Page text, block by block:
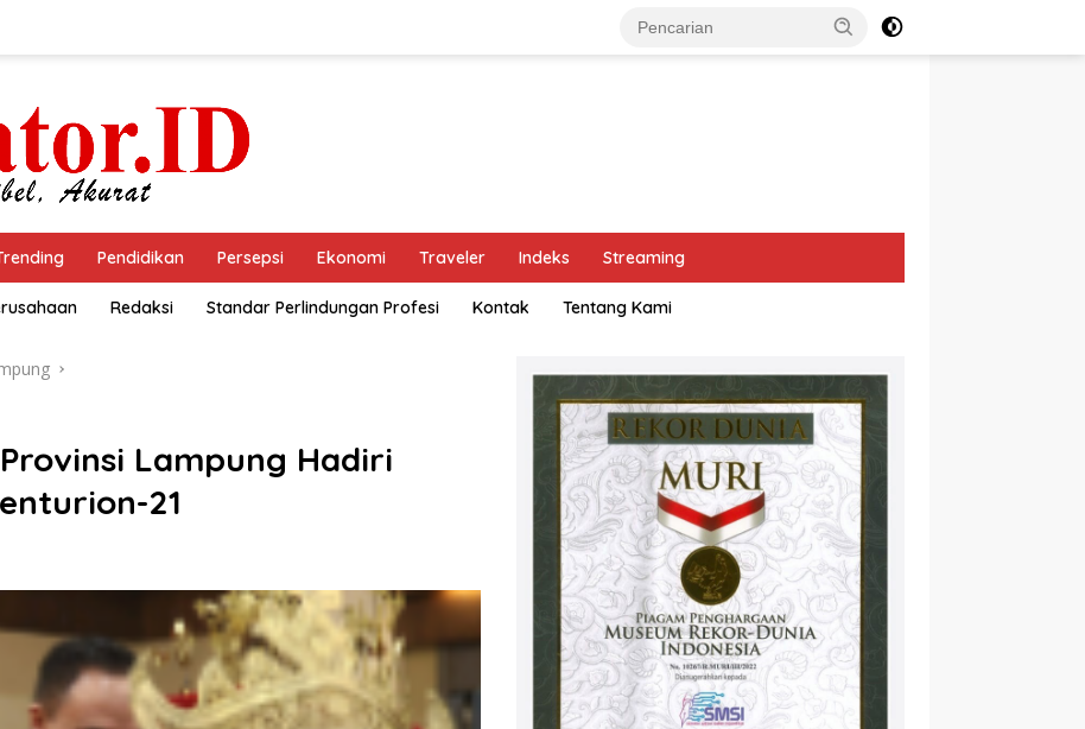
Pendidikan Persepsi Ekonomi Traveler Indeks Streaming
Redaksi Standar Perlindungan Profesi Kontak Tentang Kami
Lampung Hadiri
21